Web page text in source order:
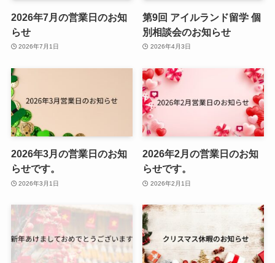
2026年7月の営業日のお知
らせ
2026年7月1日
第9回 アイルランド留学 個
別相談会のお知らせ
2026年4月3日
2026年3月の営業日のお知
らせです。
2026年3月1日
2026年2月の営業日のお知
らせです。
2026年2月1日